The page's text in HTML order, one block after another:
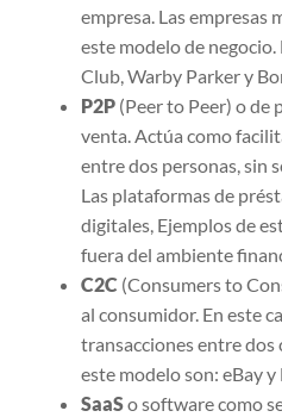
empresa. Las empresas
este modelo de
Club, Warby Parker y
P2P (Peer to Peer) o de
venta. Actúa como
entre dos personas, sin
Las plataformas de
digitales, Ejemplos de
fuera del ambiente
C2C (Consumers to
al consumidor. En este
transacciones entre dos
este modelo son: eBay
SaaSo software como